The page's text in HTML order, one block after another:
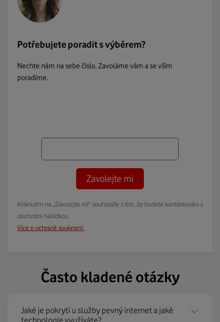
Potřebujete poradit s výběrem?
Nechte nám na sebe číslo. Zavoláme vám a se vším
poradíme.
Zavolejte mi
Kliknutím na „Zavolejte mi“ souhlasíte s tím, že budete kontaktováni s
obchodní nabídkou.
Více o ochraně soukromí.
Často kladené otázky
Jaké je pokrytí u služby pevný internet a jaké
technologie využíváte?